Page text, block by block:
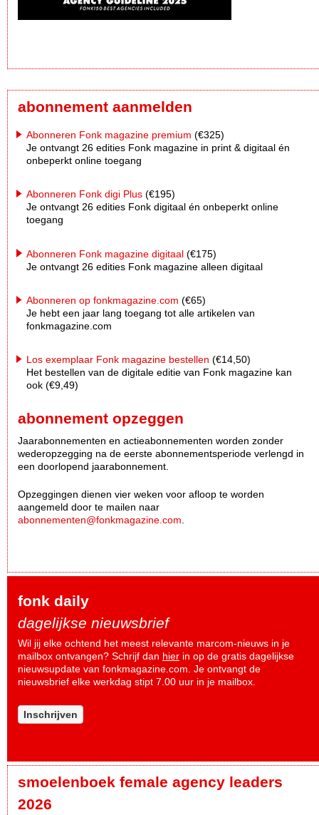
abonnement aanmelden
Abonneren Fonk magazine premium (€325)
Je ontvangt 26 edities Fonk magazine in print & digitaal én
onbeperkt online toegang
Abonneren Fonk digi Plus (€195)
Je ontvangt 26 edities Fonk digitaal én onbeperkt online
toegang
Abonneren Fonk magazine digitaal (€175)
Je ontvangt 26 edities Fonk magazine alleen digitaal
Abonneren op fonkmagazine.com (€65)
Je hebt een jaar lang toegang tot alle artikelen van
fonkmagazine.com
Los exemplaar Fonk magazine bestellen (€14,50)
Het bestellen van de digitale editie van Fonk magazine kan
ook (€9,49)
abonnement opzeggen
Jaarabonnementen en actieabonnementen worden zonder
wederopzegging na de eerste abonnementsperiode verlengd in
een doorlopend jaarabonnement.
Opzeggingen dienen vier weken voor afloop te worden
aangemeld door te mailen naar
abonnementen@fonkmagazine.com
fonk daily
dagelijkse nieuwsbrief
Wil jij elke ochtend het meest relevante marcom-nieuws in je
mailbox ontvangen? Schrijf dan hier in op de gratis dagelijkse
nieuwsupdate van fonkmagazine.com. Je ontvangt de
nieuwsbrief elke werkdag stipt 7.00 uur in je mailbox.
Inschrijven
smoelenboek female agency leaders
2026